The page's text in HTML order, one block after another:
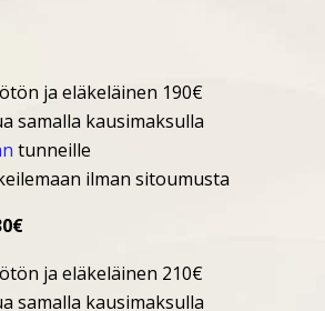
ja eläkeläinen 190€
samalla kausimaksulla
tunneille
ilman sitoumusta
ja eläkeläinen 210€
samalla kausimaksulla